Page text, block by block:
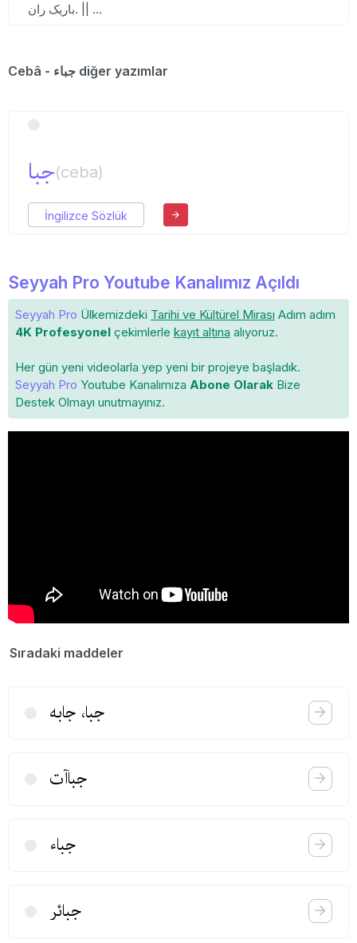
باریک ران. || ...
Cebâ - جباء diğer yazımlar
جبا(ceba)
İngilizce Sözlük
Seyyah Pro Youtube Kanalımız Açıldı
Seyyah Pro Ülkemizdeki Tarihi ve Kültürel Mirası Adım adım
4K Profesyonel çekimlerle kayıt altına alıyoruz.
Her gün yeni videolarla yep yeni bir projeye başladık.
Seyyah Pro Youtube Kanalımıza Abone Olarak Bize
Destek Olmayı unutmayınız.
Sıradaki maddeler
جبا، جابه
جباآت
جباء
جبائر